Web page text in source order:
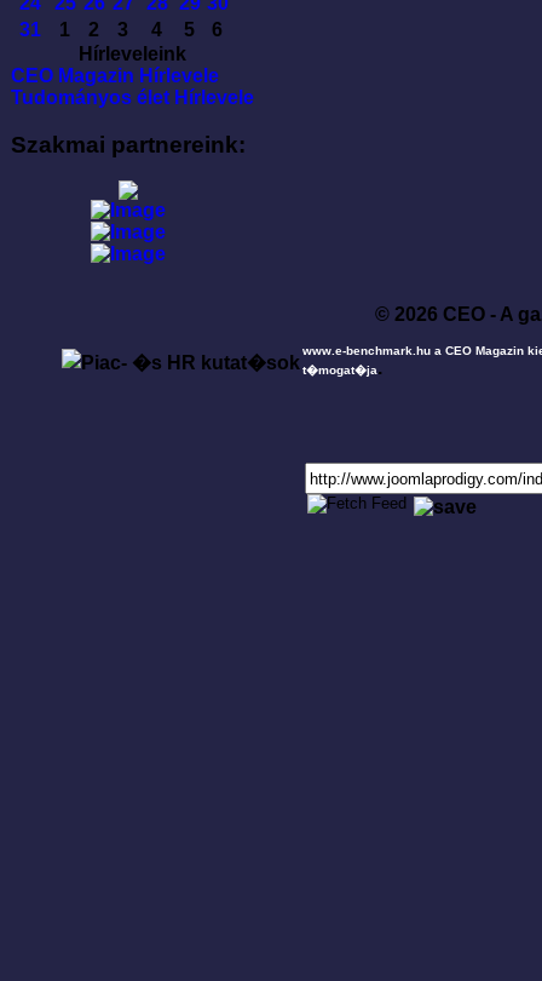
31
1 2 3 4 5
6
Hírleveleink
CEO Magazin Hírlevele
Tudományos élet Hírlevele
Szakmai partnereink:
© 2026 CEO - A
www.e-benchmark.hu a CEO Magazin
t�mogat�ja.